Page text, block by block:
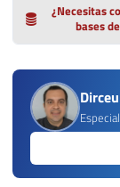
¿Necesitas
bases